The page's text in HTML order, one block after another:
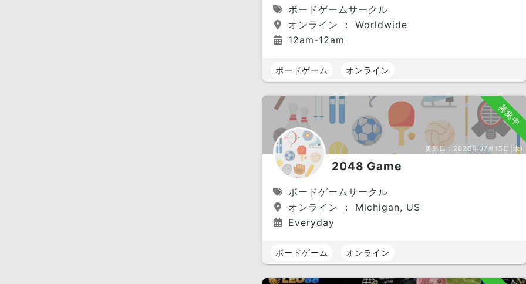
ボードゲームサークル
オンライン ： Worldwide
12am-12am
ボードゲーム オンライン
募集中
更新日： 2026年07月15日(水)
2048 Game
ボードゲームサークル
オンライン ： Michigan, US
Everyday
ボードゲーム オンライン